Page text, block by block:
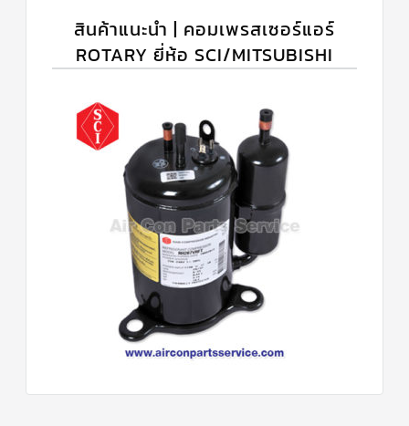
สินค้าแนะนำ | คอมเพรสเซอร์แอร์
ROTARY ยี่ห้อ SCI/MITSUBISHI